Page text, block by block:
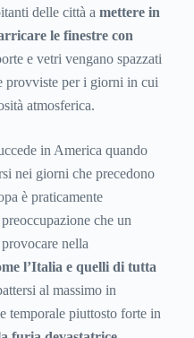
delle città a mettere in
le finestre con
e vetri vengano spazzati
provviste per i giorni in cui
atmosferica.
in America quando
nei giorni che precedono
è praticamente
che un
nella
l’Italia e quelli di tutta
al massimo in
temporale piuttosto forte in